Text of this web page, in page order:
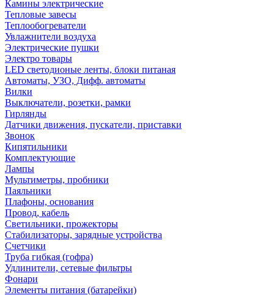
Камины электрические
Тепловые завесы
Теплообогреватели
Увлажнители воздуха
Электрические пушки
Электро товары
LED светодионые ленты, блоки питаная
Автоматы, УЗО, Дифф. автоматы
Вилки
Выключатели, розетки, рамки
Гирлянды
Датчики движения, пускатели, приставки
Звонок
Кипятильники
Комплектующие
Лампы
Мультиметры, пробники
Паяльники
Плафоны, основания
Провод, кабель
Светильники, прожекторы
Стабилизаторы, зарядные устройства
Счетчики
Труба гибкая (гофра)
Удлинители, сетевые фильтры
Фонари
Элементы питания (батарейки)